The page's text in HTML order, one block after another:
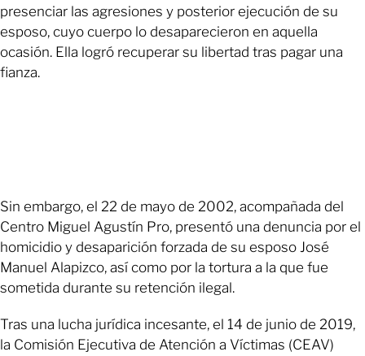
presenciar las agresiones y posterior ejecución de su
esposo, cuyo cuerpo lo desaparecieron en aquella
ocasión. Ella logró recuperar su libertad tras pagar una
fianza.
Sin embargo, el 22 de mayo de 2002, acompañada del
Centro Miguel Agustín Pro, presentó una denuncia por el
homicidio y desaparición forzada de su esposo José
Manuel Alapizco, así como por la tortura a la que fue
sometida durante su retención ilegal.
Tras una lucha jurídica incesante, el 14 de junio de 2019,
la Comisión Ejecutiva de Atención a Víctimas (CEAV)